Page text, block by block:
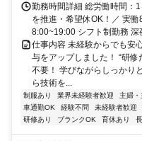
勤務時間詳細 総労働時間：
を推進・希望休OK！／ 実
8:00~19:00 シフト制勤務 深
仕事内容 未経験からでも安
与をアップしました！ “研
不要！ 学びながらしっかり
ら技術を...
制服あり 業界未経験者歓迎 主婦
車通勤OK
経験不問 未経験者歓迎
研修あり
ブランクOK 育休あり